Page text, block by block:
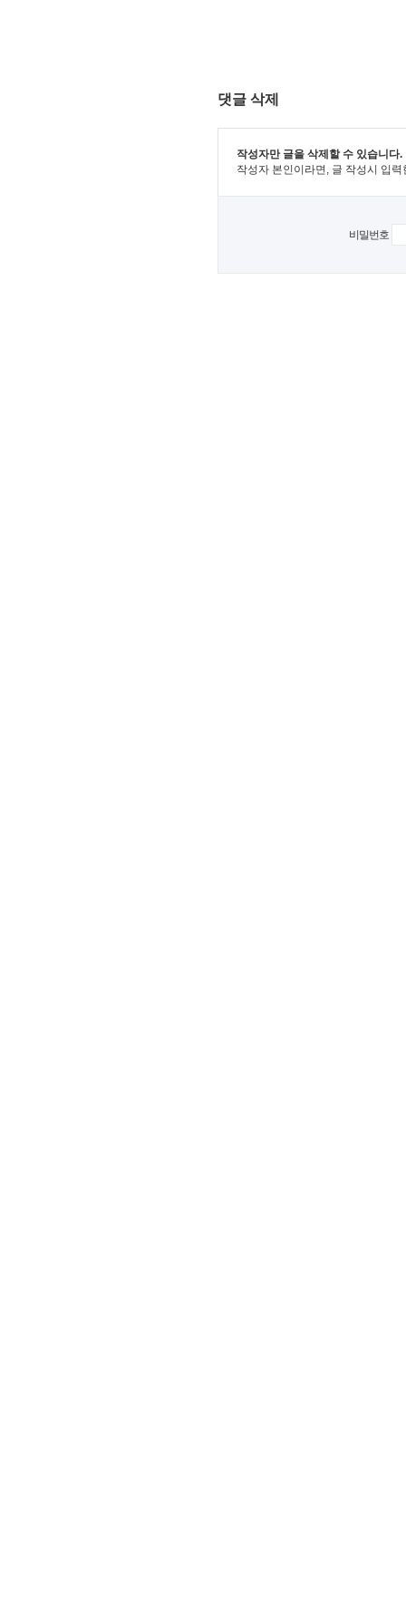
댓글 삭제
작성자만 글을 삭제할 수 있습니다.
작성자 본인이라면, 글 작성시 입
비밀번호